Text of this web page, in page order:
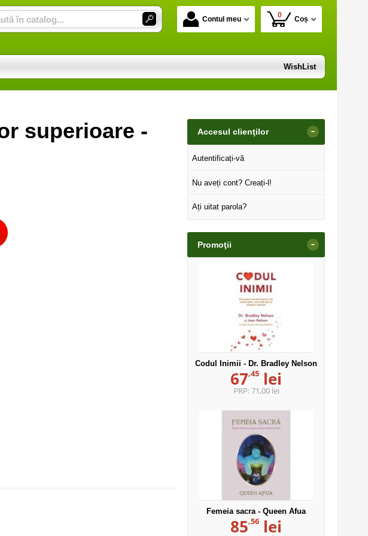
Contul meu 0 Coș
WishList
superioare -
Accesul clienţilor -
Autentificați-vă
Nu aveți cont? Creați-l!
Ați uitat parola?
Promoţii -
Codul Inimii - Dr. Bradley Nelson
67,45 lei
PRP:71,00 lei
Femeia sacra - Queen Afua
85,56 lei